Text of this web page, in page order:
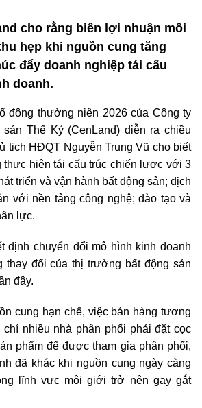
cho rằng biên lợi nhuận môi
hẹp khi nguồn cung tăng
đẩy doanh nghiệp tái cấu
doanh.
đông thường niên 2026 của Công ty
Thế Kỷ (CenLand) diễn ra chiều
tịch HĐQT Nguyễn Trung Vũ cho biết
thực hiện tái cấu trúc chiến lược với 3
triển và vận hành bất động sản; dịch
với nền tảng công nghệ; đào tạo và
lực.
định chuyển đổi mô hình kinh doanh
thay đổi của thị trường bất động sản
đây.
cung hạn chế, việc bán hàng tương
nhiều nhà phân phối phải đặt cọc
phẩm để được tham gia phân phối,
đã khác khi nguồn cung ngày càng
lĩnh vực môi giới trở nên gay gắt